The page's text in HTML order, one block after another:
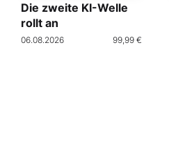
Die zweite KI-Welle
rollt an
06.08.2026 99,99 €